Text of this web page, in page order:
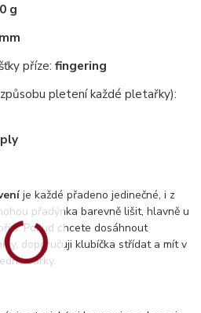
g
příze:fingering
pletení každé pletařky):
je každé přadeno jedinečné, i z
přadýnka barevně lišit, hlavně u
Pokud chcete dosáhnout
doporučuji klubíčka střídat a mít v
várky.